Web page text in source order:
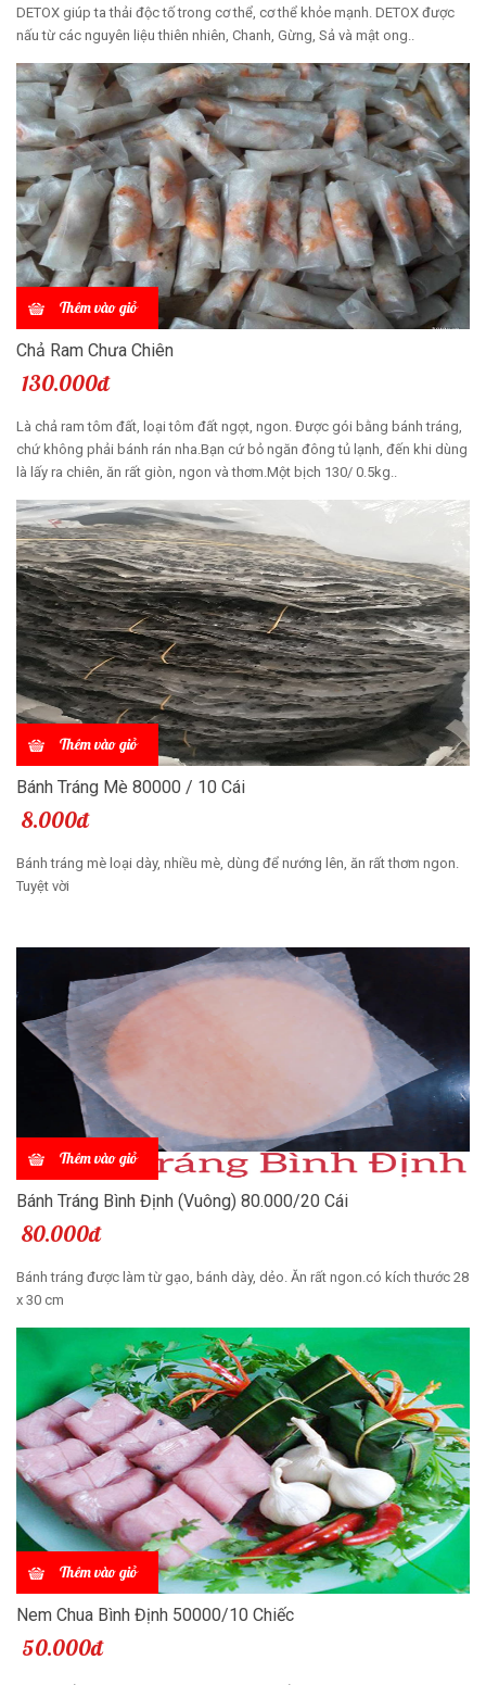
DETOX giúp ta thải độc tố trong cơ thể, cơ thể khỏe mạnh. DETOX được
nấu từ các nguyên liệu thiên nhiên, Chanh, Gừng, Sả và mật ong..
Thêm vào giỏ
Chả Ram Chưa Chiên
130.000đ
Là chả ram tôm đất, loại tôm đất ngọt, ngon. Được gói bằng bánh tráng,
chứ không phải bánh rán nha.Bạn cứ bỏ ngăn đông tủ lạnh, đến khi dùng
là lấy ra chiên, ăn rất giòn, ngon và thơm.Một bịch 130/ 0.5kg..
Thêm vào giỏ
Bánh Tráng Mè 80000 / 10 Cái
8.000đ
Bánh tráng mè loại dày, nhiều mè, dùng để nướng lên, ăn rất thơm ngon.
Tuyệt vời
Thêm vào giỏ
Bánh Tráng Bình Định (Vuông) 80.000/20 Cái
80.000đ
Bánh tráng được làm từ gạo, bánh dày, dẻo. Ăn rất ngon.có kích thước 28
x 30 cm
Thêm vào giỏ
Nem Chua Bình Định 50000/10 Chiếc
50.000đ